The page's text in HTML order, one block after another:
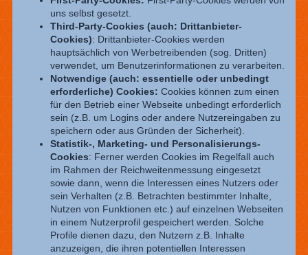
uns selbst gesetzt.
Third-Party-Cookies (auch: Drittanbieter-
Cookies): Drittanbieter-Cookies werden
hauptsächlich von Werbetreibenden (sog. Dritten)
verwendet, um Benutzerinformationen zu verarbeiten.
Notwendige (auch: essentielle oder unbedingt
erforderliche) Cookies: Cookies können zum einen
für den Betrieb einer Webseite unbedingt erforderlich
sein (z.B. um Logins oder andere Nutzereingaben zu
speichern oder aus Gründen der Sicherheit).
Statistik-, Marketing- und Personalisierungs-
Cookies: Ferner werden Cookies im Regelfall auch
im Rahmen der Reichweitenmessung eingesetzt
sowie dann, wenn die Interessen eines Nutzers oder
sein Verhalten (z.B. Betrachten bestimmter Inhalte,
Nutzen von Funktionen etc.) auf einzelnen Webseiten
in einem Nutzerprofil gespeichert werden. Solche
Profile dienen dazu, den Nutzern z.B. Inhalte
anzuzeigen, die ihren potentiellen Interessen